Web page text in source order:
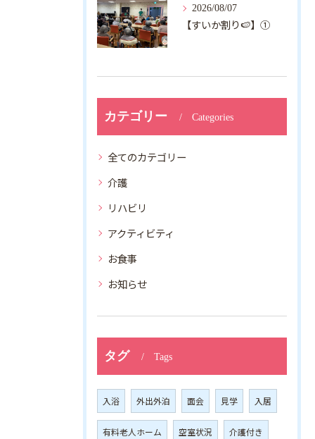
カテゴリー Categories
全てのカテゴリー
介護
リハビリ
アクティビティ
お食事
お知らせ
2026/08/07
【すいか割り🍉】①
タグ Tags
入浴 外出外泊 面会 見学 入居
有料老人ホーム 空室状況 介護付き